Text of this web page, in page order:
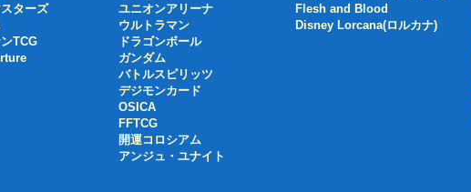
ターズ
TCG
ユニオンアリーナ
ウルトラマン
ドラゴンボール
ガンダム
バトルスピリッツ
デジモンカード
OSICA
FFTCG
開運コロシアム
アンジュ・ユナイト
Flesh and Blood
Disney Lorcana(ロルカナ)